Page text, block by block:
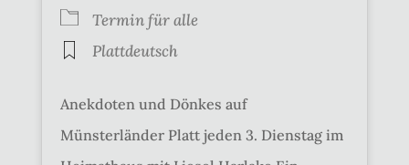
Termin für alle
Plattdeutsch
Anekdoten und Dönkes auf
Münsterländer Platt jeden 3. Dienstag im